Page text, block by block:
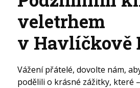
veletrhem
v Havlíčkově
Vážení přátelé, dovolte nám,
podělili o krásné zážitky, které